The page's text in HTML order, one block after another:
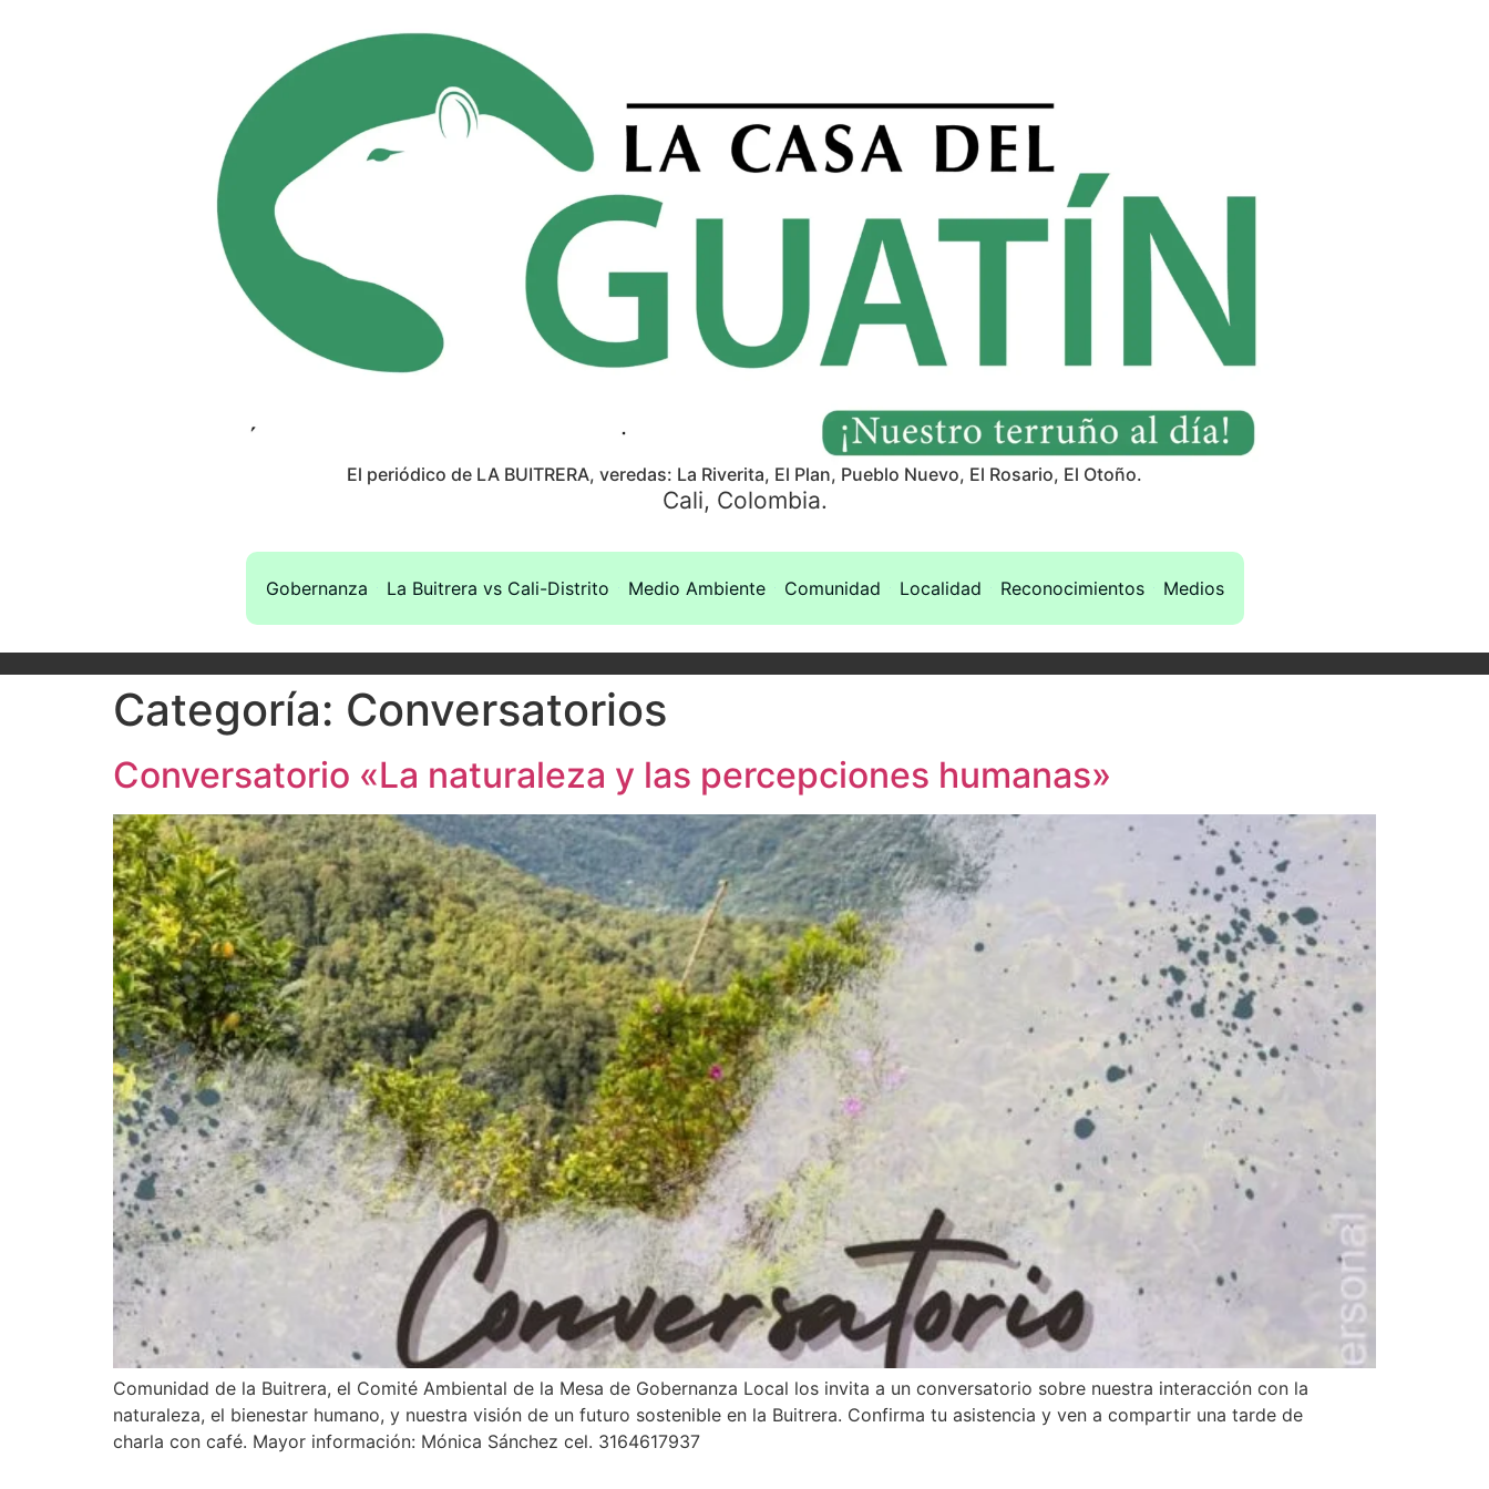
El periódico de LA BUITRERA, veredas: La Riverita, El Plan, Pueblo Nuevo, El Rosario, El Otoño.
Cali, Colombia.
Gobernanza La Buitrera vs Cali-Distrito Medio Ambiente Comunidad Localidad Reconocimientos Medios
Categoría: Conversatorios
Conversatorio «La naturaleza y las percepciones humanas»
Comunidad de la Buitrera, el Comité Ambiental de la Mesa de Gobernanza Local los invita a un conversatorio sobre nuestra interacción con la
naturaleza, el bienestar humano, y nuestra visión de un futuro sostenible en la Buitrera. Confirma tu asistencia y ven a compartir una tarde de
charla con café. Mayor información: Mónica Sánchez cel. 3164617937